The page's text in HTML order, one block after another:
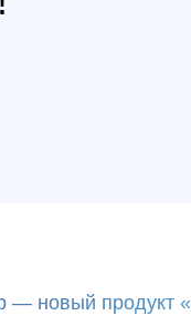
— новый продукт